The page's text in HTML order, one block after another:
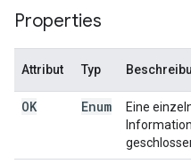
Properties
Attribut Typ
OK Enum
Eine